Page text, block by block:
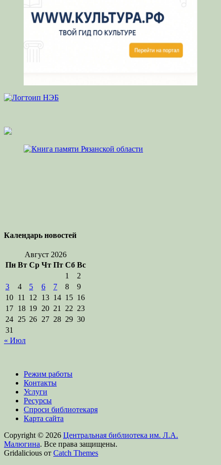
Календарь новостей
Август 2026
Пн Вт Ср Чт Пт Сб Вс
1
2
3
4 5 6 7 8
9
10 11 12 13 14 15 16
17 18 19 20 21 22 23
24 25 26 27 28 29 30
31
« Июл
Режим работы
Контакты
Услуги
Ресурсы
Спроси библиотекаря
Карта сайта
Copyright © 2026 Центральная библиотека им. Л.А.
Малюгина. Все права защищены.
Gridalicious от Catch Themes